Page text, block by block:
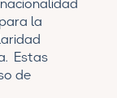
la
Estas
de